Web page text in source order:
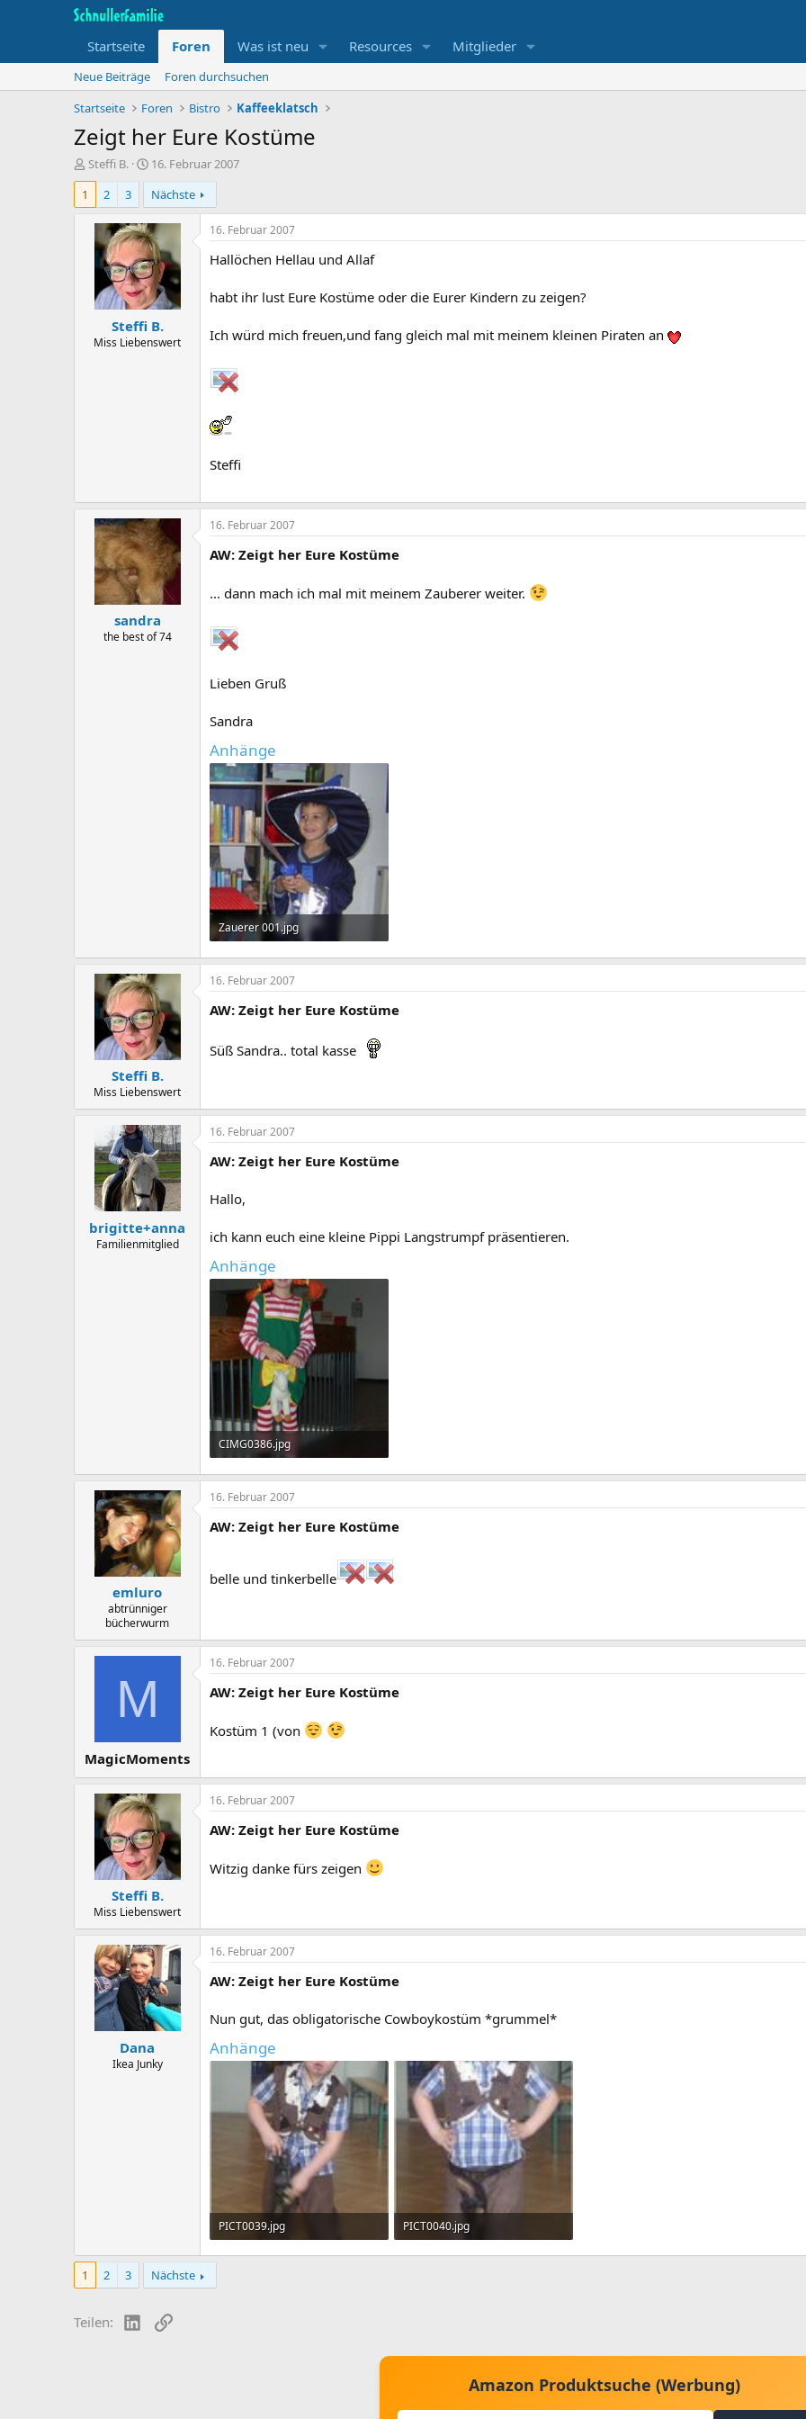
Startseite Foren Was ist neu Resources Mitglieder
Neue Beiträge
Foren durchsuchen
Startseite
Foren Bistro Kaffeeklatsch
Zeigt her Eure Kostüme
T
h
m
Steffi B.
B
e
g
i
n
n
d
a
t
u
m
16. Februar 2007
1
2 3 Nächste
Steffi B.
Miss Liebenswert
16. Februar 2007
Hallöchen Hellau und Allaf
habt ihr lust Eure Kostüme oder die Eurer Kindern zu zeigen?
Ich würd mich freuen,und fang gleich mal mit meinem kleinen Piraten an
Steffi
sandra
the best of 74
16. Februar 2007
AW: Zeigt her Eure Kostüme
... dann mach ich mal mit meinem Zauberer weiter.
Lieben Gruß
Sandra
Anhänge
Zauerer 001.jpg
39,3 KB · Aufrufe: 351
Steffi B.
Miss Liebenswert
16. Februar 2007
AW: Zeigt her Eure Kostüme
Süß Sandra.. total kasse
brigitte+anna
Familienmitglied
16. Februar 2007
AW: Zeigt her Eure Kostüme
Hallo,
ich kann euch eine kleine Pippi Langstrumpf präsentieren.
Anhänge
CIMG0386.jpg
36,6 KB · Aufrufe: 262
emluro
abtrünniger
bücherwurm
16. Februar 2007
AW: Zeigt her Eure Kostüme
belle und tinkerbelle
M
MagicMoments
16. Februar 2007
AW: Zeigt her Eure Kostüme
Kostüm 1 (von
Steffi B.
Miss Liebenswert
16. Februar 2007
AW: Zeigt her Eure Kostüme
Witzig danke fürs zeigen
Dana
Ikea Junky
16. Februar 2007
AW: Zeigt her Eure Kostüme
Nun gut, das obligatorische Cowboykostüm *grummel*
Anhänge
PICT0039.jpg
22 KB · Aufrufe: 210
PICT0040.jpg
18,4 KB · Aufrufe: 206
1 2 3 Nächste
Teilen: LinkedIn
Link
Amazon Produktsuche (Werbung)